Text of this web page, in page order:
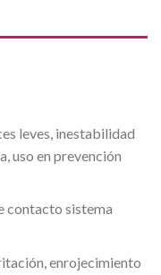
leves, inestabilidad
uso en prevención
contacto sistema
enrojecimiento